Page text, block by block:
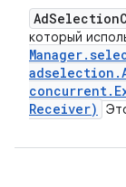
AdSelection
который
Manager.
adselection .
concurrent.
Receiver)